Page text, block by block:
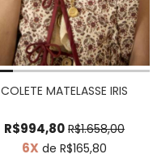
COLETE MATELASSE IRIS
R$994,80 R$1.658,00
6X de R$165,80